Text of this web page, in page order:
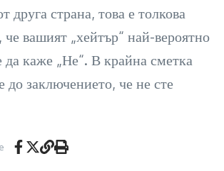
друга страна, това е толкова
че вашият „хейтър“ най-вероятно
каже „Не“. В крайна сметка
до заключението, че не сте